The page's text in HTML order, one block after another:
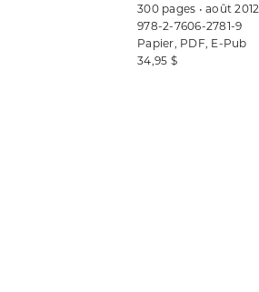
300 pages • août 2012
978-2-7606-2781-9
Papier, PDF, E-Pub
34,95 $